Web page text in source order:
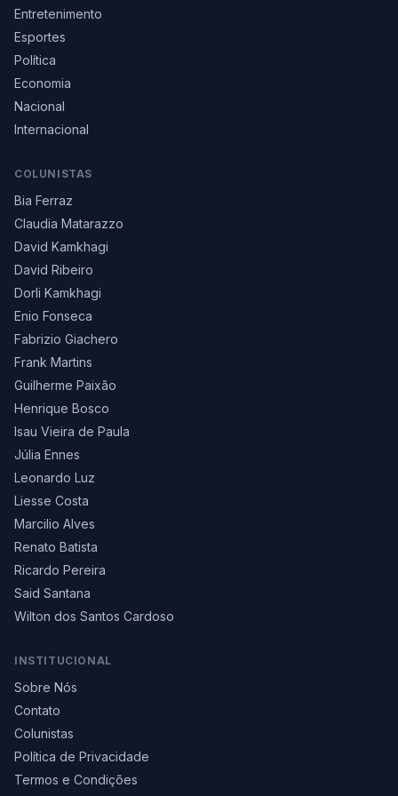
Entretenimento
Esportes
Política
Economia
Nacional
Internacional
COLUNISTAS
Bia Ferraz
Claudia Matarazzo
David Kamkhagi
David Ribeiro
Dorli Kamkhagi
Enio Fonseca
Fabrizio Giachero
Frank Martins
Guilherme Paixão
Henrique Bosco
Isau Vieira de Paula
Júlia Ennes
Leonardo Luz
Liesse Costa
Marcilio Alves
Renato Batista
Ricardo Pereira
Said Santana
Wilton dos Santos Cardoso
INSTITUCIONAL
Sobre Nós
Contato
Colunistas
Política de Privacidade
Termos e Condições